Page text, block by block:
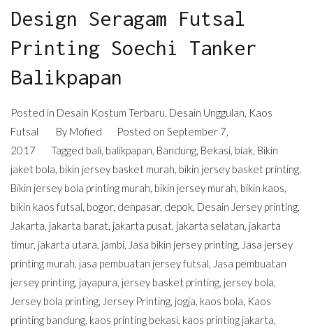
Design Seragam Futsal
Printing Soechi Tanker
Balikpapan
Posted in Desain Kostum Terbaru, Desain Unggulan, Kaos
Futsal
By Mofied Posted onSeptember 7,
2017
Tagged bali, balikpapan, Bandung, Bekasi, biak, Bikin
jaket bola, bikin jersey basket murah, bikin jersey basket printing,
Bikin jersey bola printing murah, bikin jersey murah, bikin kaos,
bikin kaos futsal, bogor, denpasar, depok, Desain Jersey printing,
Jakarta, jakarta barat, jakarta pusat, jakarta selatan, jakarta
timur, jakarta utara, jambi, Jasa bikin jersey printing, Jasa jersey
printing murah, jasa pembuatan jersey futsal, Jasa pembuatan
jersey printing, jayapura, jersey basket printing, jersey bola,
Jersey bola printing, Jersey Printing, jogja, kaos bola, Kaos
printing bandung, kaos printing bekasi, kaos printing jakarta,